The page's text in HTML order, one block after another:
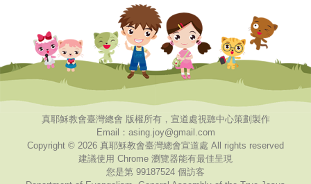
真耶穌教會臺灣總會 版權所有，宣道處視聽中心策劃製作
Email：asing.joy@gmail.com
Copyright © 2026 真耶穌教會臺灣總會宣道處 All rights reserved
建議使用 Chrome 瀏覽器能有最佳呈現
您是第 99187524 個訪客